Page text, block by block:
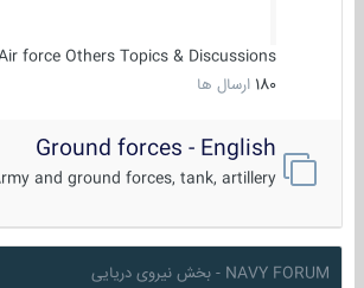
Air force Others Topics & Discussions
180 ارسال ها
Ground forces - English
Army and ground forces, tank, artillery ...
NAVY FORUM - بخش نیروی دریایی